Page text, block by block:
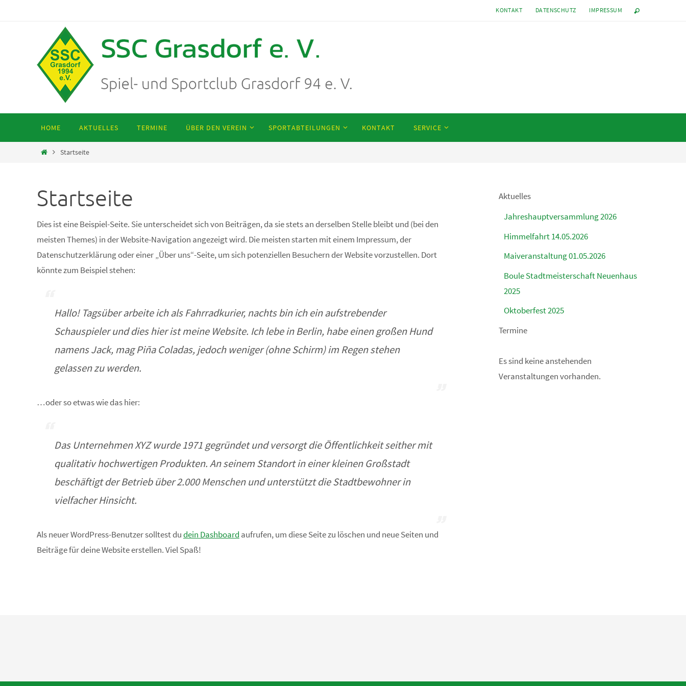
KONTAKT DATENSCHUTZ IMPRESSUM
springen
HOME AKTUELLES TERMINE ÜBER DEN VEREIN SPORTABTEILUNGEN KONTAKT SERVICE
StartStartseite
Startseite
Dies ist eine Beispiel-Seite. Sie unterscheidet sich von Beiträgen, da sie stets an derselben Stelle bleibt und (bei den
meisten Themes) in der Website-Navigation angezeigt wird. Die meisten starten mit einem Impressum, der
Datenschutzerklärung oder einer „Über uns“-Seite, um sich potenziellen Besuchern der Website vorzustellen. Dort
könnte zum Beispiel stehen:
Hallo! Tagsüber arbeite ich als Fahrradkurier, nachts bin ich ein aufstrebender
Schauspieler und dies hier ist meine Website. Ich lebe in Berlin, habe einen großen Hund
namens Jack, mag Piña Coladas, jedoch weniger (ohne Schirm) im Regen stehen
gelassen zu werden.
…oder so etwas wie das hier:
Das Unternehmen XYZ wurde 1971 gegründet und versorgt die Öffentlichkeit seither mit
qualitativ hochwertigen Produkten. An seinem Standort in einer kleinen Großstadt
beschäftigt der Betrieb über 2.000 Menschen und unterstützt die Stadtbewohner in
vielfacher Hinsicht.
Als neuer WordPress-Benutzer solltest dudein Dashboard aufrufen, um diese Seite zu löschen und neue Seiten und
Beiträge für deine Website erstellen. Viel Spaß!
Aktuelles
Jahreshauptversammlung 2026
Himmelfahrt 14.05.2026
Maiveranstaltung 01.05.2026
Boule Stadtmeisterschaft Neuenhaus
2025
Oktoberfest 2025
Termine
Es sind keine anstehenden
Veranstaltungen vorhanden.